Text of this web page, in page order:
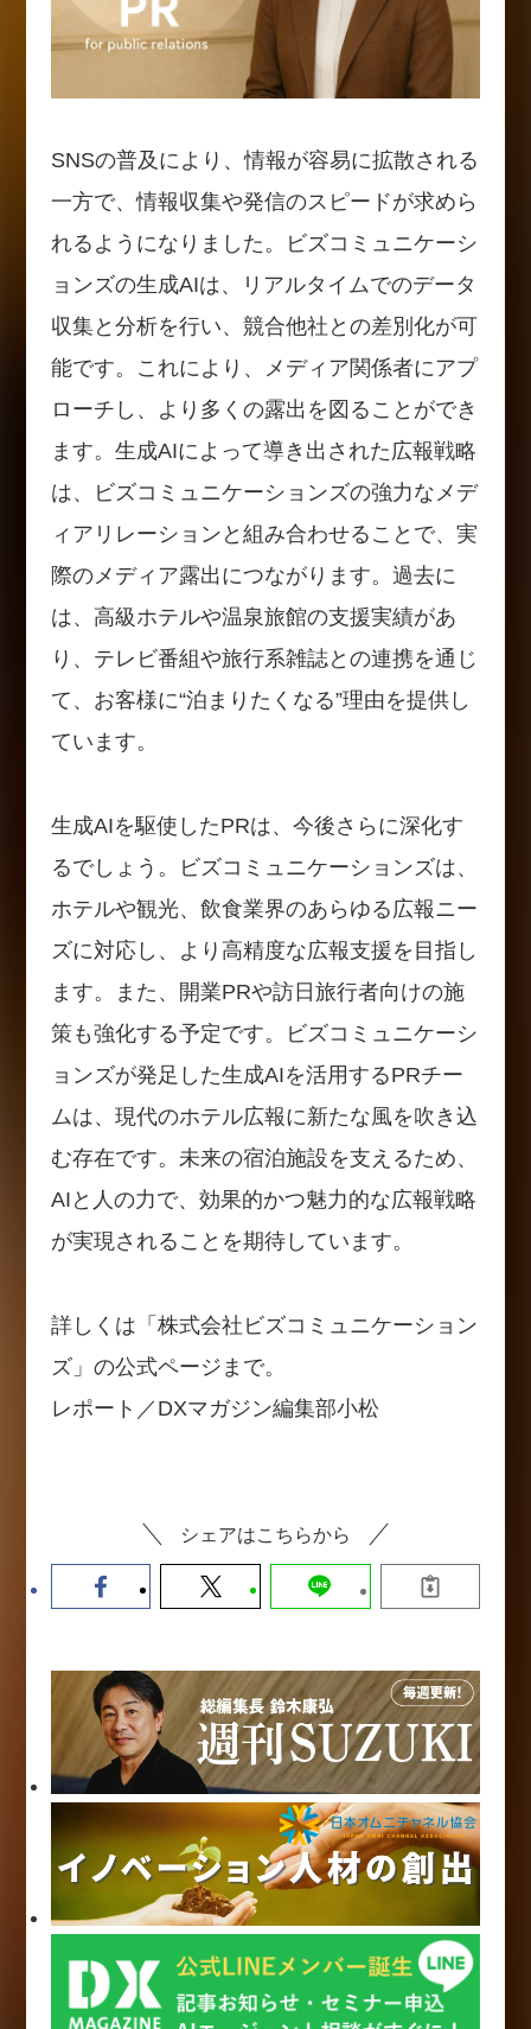
SNSの普及により、情報が容易に拡散される
一方で、情報収集や発信のスピードが求めら
れるようになりました。ビズコミュニケーシ
ョンズの生成AIは、リアルタイムでのデータ
収集と分析を行い、競合他社との差別化が可
能です。これにより、メディア関係者にアプ
ローチし、より多くの露出を図ることができ
ます。生成AIによって導き出された広報戦略
は、ビズコミュニケーションズの強力なメデ
ィアリレーションと組み合わせることで、実
際のメディア露出につながります。過去に
は、高級ホテルや温泉旅館の支援実績があ
り、テレビ番組や旅行系雑誌との連携を通じ
て、お客様に“泊まりたくなる”理由を提供し
ています。
生成AIを駆使したPRは、今後さらに深化す
るでしょう。ビズコミュニケーションズは、
ホテルや観光、飲食業界のあらゆる広報ニー
ズに対応し、より高精度な広報支援を目指し
ます。また、開業PRや訪日旅行者向けの施
策も強化する予定です。ビズコミュニケーシ
ョンズが発足した生成AIを活用するPRチー
ムは、現代のホテル広報に新たな風を吹き込
む存在です。未来の宿泊施設を支えるため、
AIと人の力で、効果的かつ魅力的な広報戦略
が実現されることを期待しています。
詳しくは「株式会社ビズコミュニケーション
ズ」の公式ページまで。
レポート／DXマガジン編集部小松
シェアはこちらから